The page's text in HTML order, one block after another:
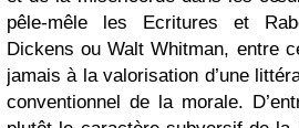
pêle-mêle les Ecritures et
Dickens ou Walt Whitman, entre
jamais à la valorisation d’une
conventionnel de la morale.